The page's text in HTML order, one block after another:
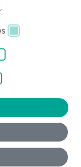
Bewerber
AGB
.